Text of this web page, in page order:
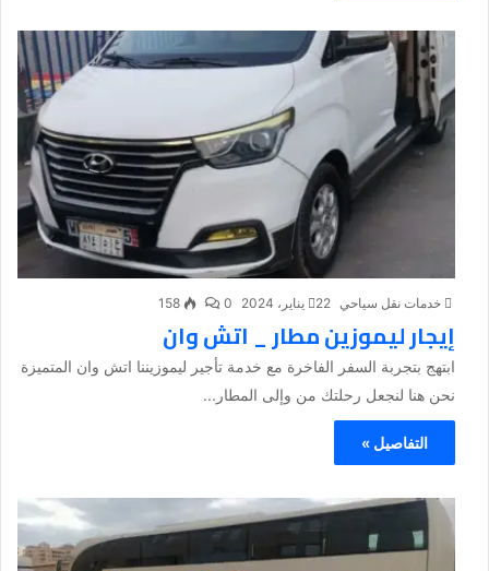
خدمات نقل سياحي 22 يناير، 2024 0
158
إيجار ليموزين مطار _ اتش وان
ابتهج بتجربة السفر الفاخرة مع خدمة تأجير ليموزيننا اتش وان المتميزة
نحن هنا لنجعل رحلتك من وإلى المطار...
التفاصيل »